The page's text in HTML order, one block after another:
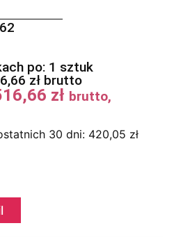
po: 1 sztuk
zł brutto
zł brutto,
30 dni: 420,05 zł